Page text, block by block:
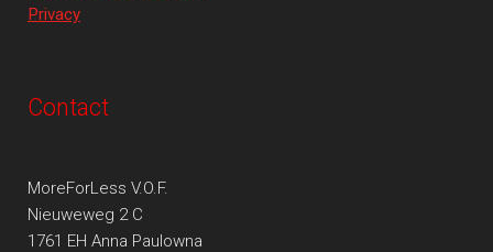
Privacy
Contact
MoreForLess V.O.F.
Nieuweweg 2 C
1761 EH Anna Paulowna